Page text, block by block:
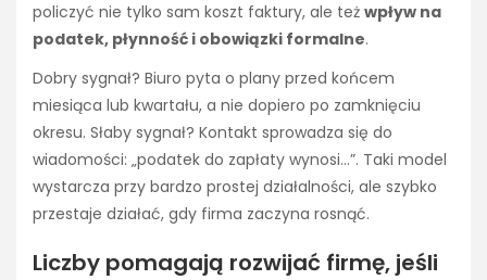
policzyć nie tylko sam koszt faktury, ale też wpływ na
podatek, płynność i obowiązki formalne.
Dobry sygnał? Biuro pyta o plany przed końcem
miesiąca lub kwartału, a nie dopiero po zamknięciu
okresu. Słaby sygnał? Kontakt sprowadza się do
wiadomości: „podatek do zapłaty wynosi…”. Taki model
wystarcza przy bardzo prostej działalności, ale szybko
przestaje działać, gdy firma zaczyna rosnąć.
Liczby pomagają rozwijać firmę, jeśli